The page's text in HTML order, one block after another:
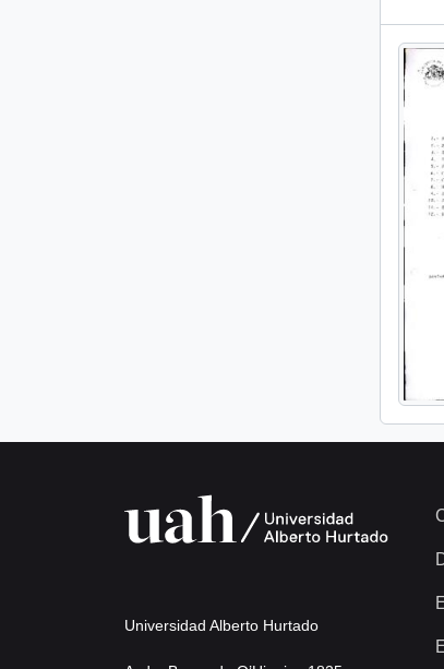
Universidad Alberto Hurtado